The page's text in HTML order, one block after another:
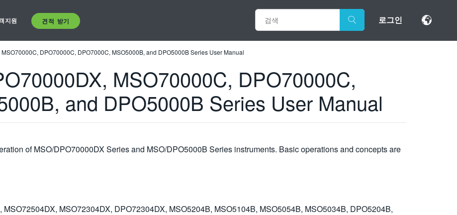
지원 견적 받기 로그인
DPO70000C, DPO7000C, MSO5000B, and DPO5000B Series User Manual
MSO70000C, DPO70000C,
and DPO5000B Series User Manual
of MSO/DPO70000DX Series and MSO/DPO5000B Series instruments. Basic operations and concepts are
MSO72304DX, DPO72304DX, MSO5204B, MSO5104B, MSO5054B, MSO5034B, DPO5204B,